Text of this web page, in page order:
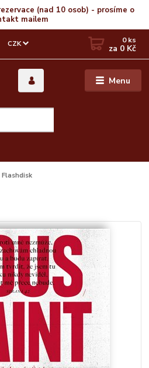
(nad 10 osob) - prosíme o
mailem
Menu
CZK 0ks
za 0 Kč
Flashdisk